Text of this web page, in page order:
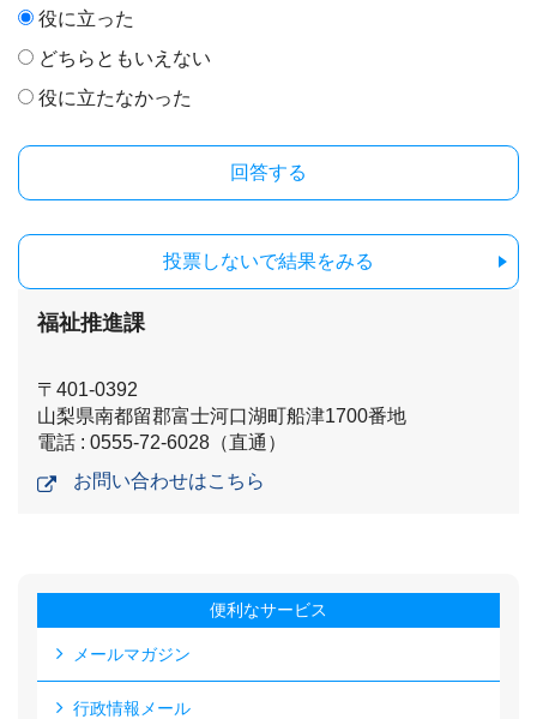
役に立った
どちらともいえない
役に立たなかった
投票しないで結果をみる
福祉推進課
〒401-0392
山梨県南都留郡富士河口湖町船津1700番地
電話 : 0555-72-6028（直通）
お問い合わせはこちら
便利なサービス
メールマガジン
行政情報メール